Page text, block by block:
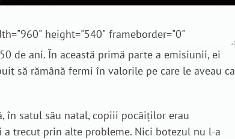
de ani. În această primă parte a emisiunii, ei
să rămână fermi în valorile pe care le aveau ca
în satul său natal, copiii pocăiților erau
trecut prin alte probleme. Nici botezul nu l-a